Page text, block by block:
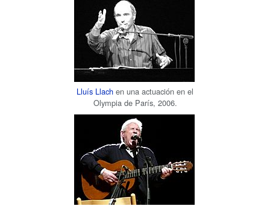
Lluís Llach en una actuación en el
Olympia de París, 2006.